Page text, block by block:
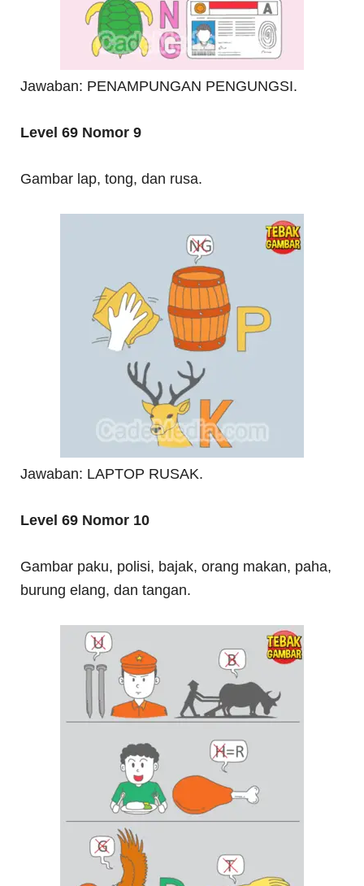
Jawaban: PENAMPUNGAN PENGUNGSI.
Level 69 Nomor 9
Gambar lap, tong, dan rusa.
Jawaban: LAPTOP RUSAK.
Level 69 Nomor 10
Gambar paku, polisi, bajak, orang makan, paha,
burung elang, dan tangan.